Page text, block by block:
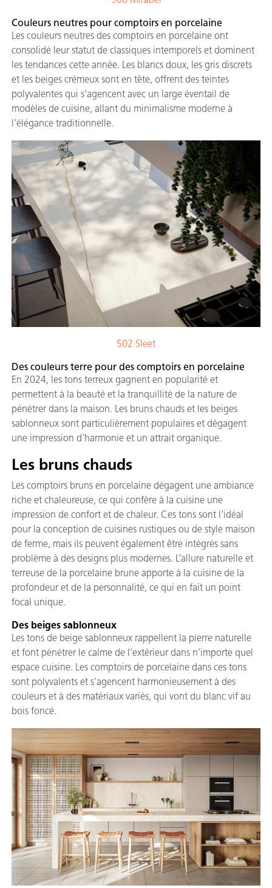
Couleurs neutres pour comptoirs en porcelaine
Les couleurs neutres des comptoirs en porcelaine ont
consolidé leur statut de classiques intemporels et dominent
les tendances cette année. Les blancs doux, les gris discrets
et les beiges crémeux sont en tête, offrent des teintes
polyvalentes qui s’agencent avec un large éventail de
modèles de cuisine, allant du minimalisme moderne à
l’élégance traditionnelle.
502 Sleet
Des couleurs terre pour des comptoirs en porcelaine
En 2024, les tons terreux gagnent en popularité et
permettent à la beauté et la tranquillité de la nature de
pénétrer dans la maison. Les bruns chauds et les beiges
sablonneux sont particulièrement populaires et dégagent
une impression d’harmonie et un attrait organique.
Les bruns chauds
Les comptoirs bruns en porcelaine dégagent une ambiance
riche et chaleureuse, ce qui confère à la cuisine une
impression de confort et de chaleur. Ces tons sont l’idéal
pour la conception de cuisines rustiques ou de style maison
de ferme, mais ils peuvent également être intégrés sans
problème à des designs plus modernes. L’allure naturelle et
terreuse de la porcelaine brune apporte à la cuisine de la
profondeur et de la personnalité, ce qui en fait un point
focal unique.
Des beiges sablonneux
Les tons de beige sablonneux rappellent la pierre naturelle
et font pénétrer le calme de l’extérieur dans n’importe quel
espace cuisine. Les comptoirs de porcelaine dans ces tons
sont polyvalents et s’agencent harmonieusement à des
couleurs et à des matériaux variés, qui vont du blanc vif au
bois foncé.